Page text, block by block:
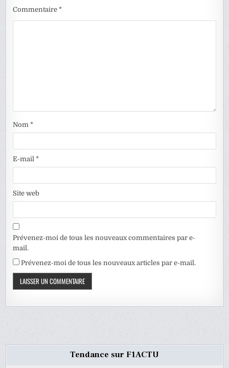
Commentaire*
Nom*
E-mail*
Site web
Prévenez-moi de tous les nouveaux commentaires par e-
mail.
Prévenez-moi de tous les nouveaux articles par e-mail.
Tendance sur F1ACTU